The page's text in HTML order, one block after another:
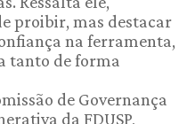
proibir, mas destacar
na ferramenta,
tanto de forma
de Governança
da FDUSP,